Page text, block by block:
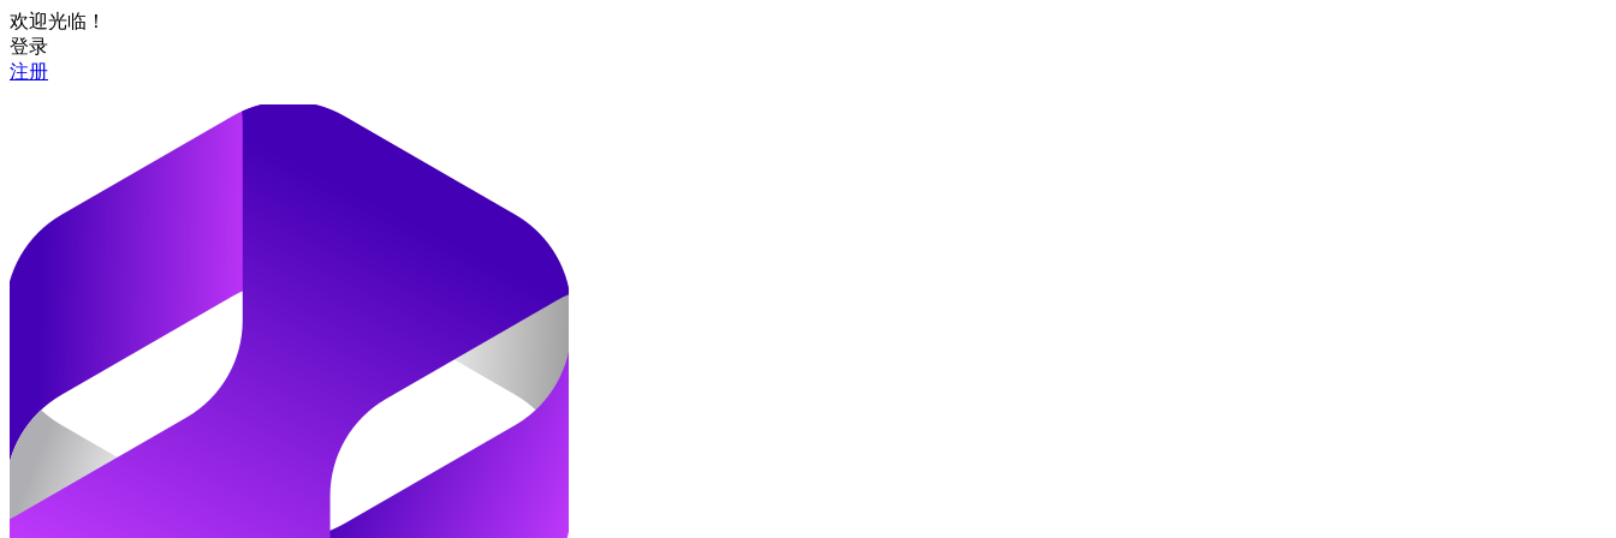
欢迎光临！
登录
注册